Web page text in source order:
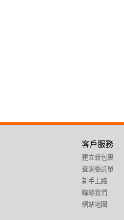
客戶服務
建立新包裹
查詢委託單
新手上路
聯絡我們
網站地圖